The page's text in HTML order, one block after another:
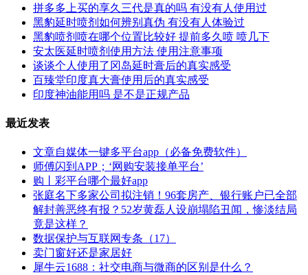
拼多多上买的享久三代是真的吗 有没有人使用过
黑豹延时喷剂如何辨别真伪 有没有人体验过
黑豹喷剂喷在哪个位置比较好 提前多久喷 喷几下
安太医延时喷剂使用方法 使用注意事项
谈谈个人使用了冈岛延时膏后的真实感受
百臻堂印度真大膏使用后的真实感受
印度神油能用吗 是不是正规产品
最近发表
文章自媒体一键多平台app（必备免费软件）
师傅闪到APP；‘网购安装接单平台’
购丨彩平台哪个最好app
张庭名下多家公司拟注销！96套房产、银行账户已全部
解封善恶终有报？52岁黄磊人设崩塌陷丑闻，惨淡结局
竟是这样？
数据保护与互联网专条（17）
卖门窗好还是家居好
犀牛云1688：社交电商与微商的区别是什么？